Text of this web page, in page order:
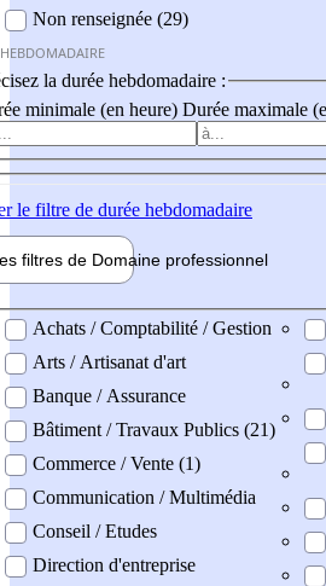
Non renseignée (29)
la durée hebdomadaire :
minimale (en heure) Durée maximale
le filtre de durée hebdomadaire
filtres de Domaine professionnel
professionel
Achats / Comptabilité / Gestion
Arts / Artisanat d'art
Banque / Assurance
Bâtiment / Travaux Publics (21)
Commerce / Vente (1)
Communication / Multimédia
Conseil / Etudes
Direction d'entreprise